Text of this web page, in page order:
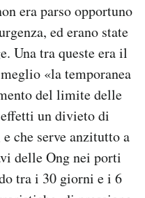
era parso opportuno
ed erano state
Una tra queste era il
«la temporanea
del limite delle
un divieto di
che serve anzitutto a
delle Ong nei porti
tra i 30 giorni e i 6